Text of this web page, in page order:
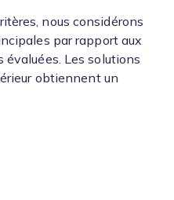
nous considérons
par rapport aux
Les solutions
obtiennent un